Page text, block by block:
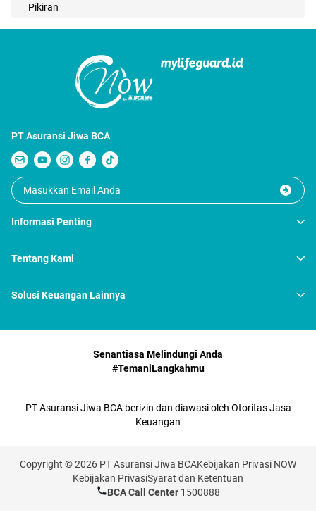
Pikiran
PT Asuransi Jiwa BCA
Informasi Penting
Tentang Kami
Solusi Keuangan Lainnya
Senantiasa Melindungi Anda
#TemaniLangkahmu
PT Asuransi Jiwa BCA berizin dan diawasi oleh Otoritas Jasa
Keuangan
Copyright © 2026 PT Asuransi Jiwa BCAKebijakan Privasi NOW
Kebijakan PrivasiSyarat dan Ketentuan
BCA Call Center 1500888